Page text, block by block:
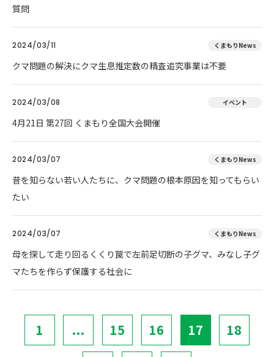
質問
2024/03/11 くまもりNews
クマ問題の解決にクマ生息推定数の精査追究事業は不要
2024/03/08 イベント
4月21日 第27回 くまもり全国大会開催
2024/03/07 くまもりNews
昔を知らない若い人たちに、クマ問題の根本原因を知ってもらい
たい
2024/03/07 くまもりNews
母を探して走り回るくくり罠で左前足切断の子グマ、みなし子グ
マたちを作らず保護する社会に
1 ... 15 16 17 18